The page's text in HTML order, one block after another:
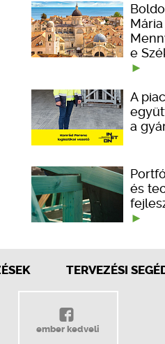
Mária
e
A
a
és
TERVEZÉSI
ember kedveli